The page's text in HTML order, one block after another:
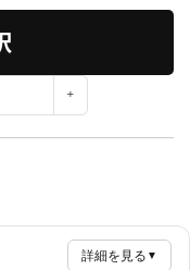
詳細を見る ▼